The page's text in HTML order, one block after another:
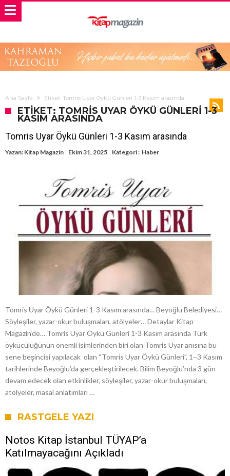
Ana Sayfa Etiket: Tomris Uyar Öykü Günleri 1-3 Kasım arasında
ETIKET: TOMRIS UYAR ÖYKÜ GÜNLERI 1-3
KASIM ARASINDA
Tomris Uyar Öykü Günleri 1-3 Kasım arasında
Yazan: Kitap Magazin Ekim 31, 2025 Kategori : Haber
Tomris Uyar Öykü Günleri 1-3 Kasım arasında… Beyoğlu Belediyesi…
Söyleşiler, yazar-okur buluşmaları, atölyeler… Detaylar Kitap
Magazin‘de… Tomris Uyar Öykü Günleri 1-3 Kasım arasında Türk
öykücülüğünün önemli isimlerinden biri olan Tomris Uyar anısına bu
sene beşincisi yapılacak olan “Tomris Uyar Öykü Günleri”, 1–3 Kasım
tarihlerinde Beyoğlu’da gerçekleştirilecek. Bilim Beyoğlu’nda 3 gün
devam edecek olan etkinlikler, söyleşiler, yazar-okur buluşmaları,
atölyeler, masal anlatımları …
RASTGELE YAZI
Notos Kitap İstanbul TÜYAP’a
Katılmayacağını Açıkladı